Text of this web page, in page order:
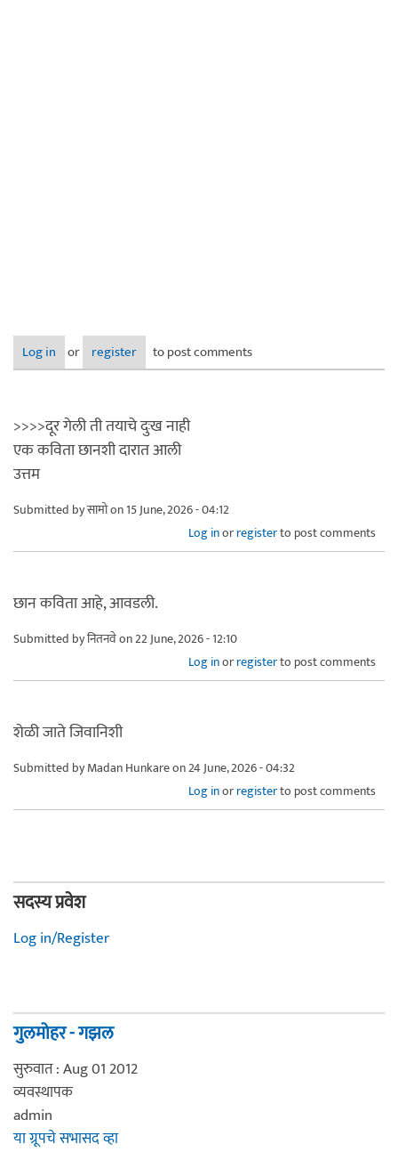
Log in or register to post comments
>>>>दूर गेली ती तयाचे दुःख नाही
एक कविता छानशी दारात आली
उत्तम
Submitted byसामोon 15 June, 2026 - 04:12
Log inorregisterto post comments
छान कविता आहे, आवडली.
Submitted byनितनवेon 22 June, 2026 - 12:10
Log inorregisterto post comments
शेळी जाते जिवानिशी
Submitted byMadan Hunkareon 24 June, 2026 - 04:32
Log inorregisterto post comments
सदस्य प्रवेश
Log in/Register
गुलमोहर - गझल
सुरुवात : Aug 01 2012
व्यवस्थापक
admin
या ग्रूपचे सभासद व्हा